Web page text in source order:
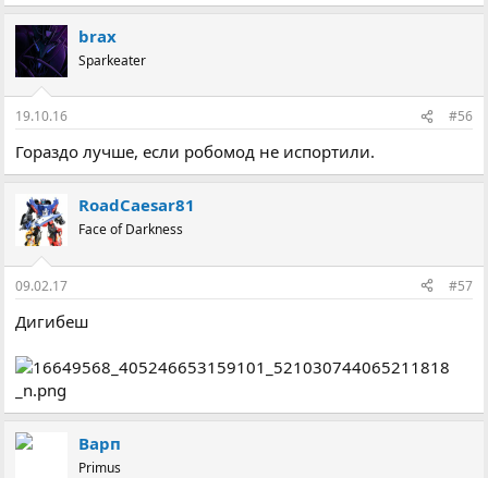
brax
Sparkeater
19.10.16 #56
Гораздо лучше, если робомод не испортили.
RoadCaesar81
Face of Darkness
09.02.17 #57
Дигибеш
Варп
Primus